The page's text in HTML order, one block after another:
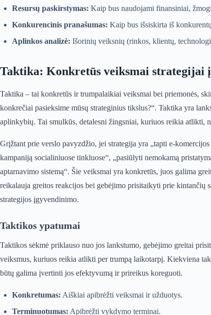
Resursų paskirstymas: Kaip bus naudojami finansiniai,
Konkurencinis pranašumas: Kaip bus išsiskirta iš
Aplinkos analizė: Išorinių veiksnių (rinkos, klientų,
Taktika: Konkretūs veiksmai strategijai
Taktika – tai konkretūs ir trumpalaikiai veiksmai bei priemonės,
konkrečiai pasieksime mūsų strateginius tikslus?“. Taktika yra
aplinkybių. Tai smulkūs, detalesni žingsniai, kuriuos reikia atlikti,
Grįžtant prie verslo pavyzdžio, jei strategija yra „tapti e-
kampaniją socialiniuose tinkluose“, „pasiūlyti nemokamą
aptarnavimo sistemą“. Šie veiksmai yra konkretūs, juos galima
reikalauja greitos reakcijos bei gebėjimo prisitaikyti prie kintančių
strategijos įgyvendinimo.
Taktikos ypatumai
Taktikos sėkmė priklauso nuo jos lankstumo, gebėjimo greitai
veiksmus, kuriuos reikia atlikti per trumpą laikotarpį. Kiekviena
būtų galima įvertinti jos efektyvumą ir prireikus koreguoti.
Konkretumas: Aiškiai apibrėžti veiksmai ir užduotys.
Terminuotumas: Apibrėžti vykdymo terminai.